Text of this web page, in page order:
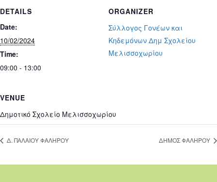
DETAILS
Date:
10/02/2024
Time:
09:00 - 13:00
ORGANIZER
Σύλλογος Γονέων και
Κηδεμόνων Δημ Σχολείου
Μελισσοχωρίου
VENUE
Δημοτικό Σχολείο Μελισσοχωρίου
Δ. ΠΑΛΑΙΟΥ ΦΑΛΗΡΟΥ ΔΗΜΟΣ ΦΑΛΗΡΟΥ